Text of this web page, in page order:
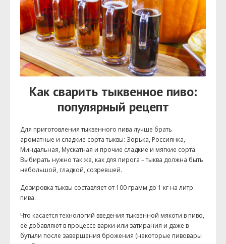
Как сварить тыквенное пиво:
популярный рецепт
Для приготовления тыквенного пива лучше брать
ароматные и сладкие сорта тыквы: Зорька, Россиянка,
Миндальная, Мускатная и прочие сладкие и мягкие сорта.
Выбирать нужно так же, как для пирога – тыква должна быть
небольшой, гладкой, созревшей.
Дозировка тыквы составляет от 100 грамм до 1 кг на литр
пива.
Что касается технологий введения тыквенной мякоти в пиво,
её добавляют в процессе варки или затирания и даже в
бутыли после завершения брожения (некоторые пивовары